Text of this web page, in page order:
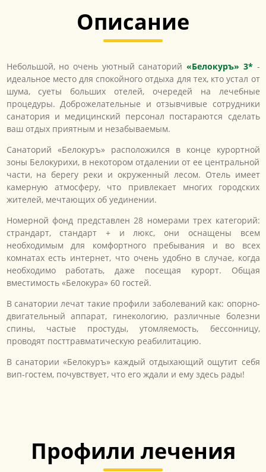
Описание
Небольшой, но очень уютный санаторий«Белокуръ» 3*-
идеальное место для спокойного отдыха для тех, кто устал от
шума, суеты больших отелей, очередей на лечебные
процедуры. Доброжелательные и отзывчивые сотрудники
санатория и медицинский персонал постараются сделать
ваш отдых приятным и незабываемым.
Санаторий «Белокуръ» расположился в конце курортной
зоны Белокурихи, в некотором отдалении от ее центральной
части, на берегу реки и окруженный лесом. Отель имеет
камерную атмосферу, что привлекает многих городских
жителей, мечтающих об уединении.
Номерной фонд представлен 28 номерами трех категорий:
страндарт, стандарт + и люкс, они оснащены всем
необходимым для комфортного пребывания и во всех
комнатах есть интернет, что очень удобно в случае, когда
необходимо работать, даже посещая курорт. Общая
вместимость «Белокура» 60 гостей.
В санатории лечат такие профили заболеваний как: опорно-
двигательный аппарат, гинекологию, различные болезни
спины, частые простуды, утомляемость, бессонницу,
проводят посттравматическую реабилитацию.
В санатории «Белокуръ» каждый отдыхающий ощутит себя
вип-гостем, почувствует, что его ждали и ему здесь рады!
Профили лечения